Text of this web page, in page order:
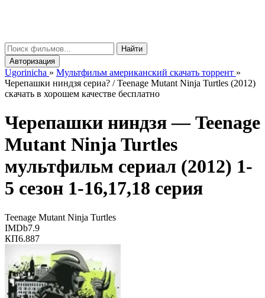
Найти
Авторизация
Ugorinicha » Мультфильм американский скачать торрент »
Черепашки ниндзя сериа? / Teenage Mutant Ninja Turtles (2012)
скачать в хорошем качестве бесплатно
Черепашки ниндзя —Teenage
Mutant Ninja Turtles
мультфильм сериал (2012) 1-
5 сезон 1-16,17,18 серия
Teenage Mutant Ninja Turtles
IMDb7.9
КП6.887